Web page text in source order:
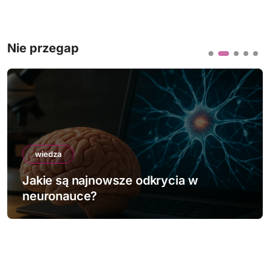
Nie przegap
wiedza
Jakie są najnowsze odkrycia w
neuronauce?